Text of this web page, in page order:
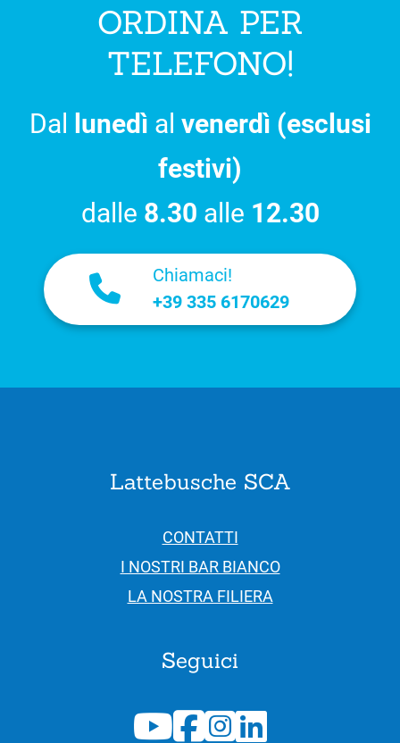
ORDINA PER
TELEFONO!
Dal lunedì al venerdì (esclusi
festivi)
dalle 8.30 alle 12.30
Chiamaci!
+39 335 6170629
Lattebusche SCA
CONTATTI
I NOSTRI BAR BIANCO
LA NOSTRA FILIERA
Seguici